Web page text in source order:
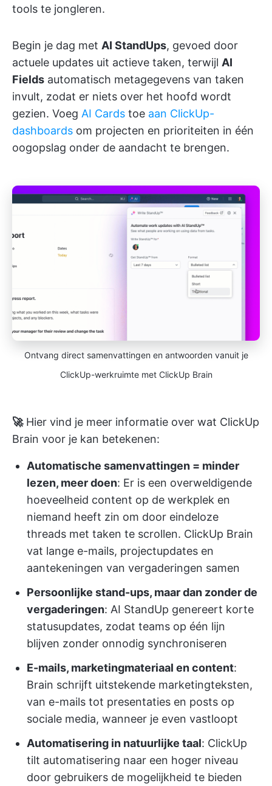
tools te jongleren.
Begin je dag met AI StandUps, gevoed door
actuele updates uit actieve taken, terwijl AI
Fields automatisch metagegevens van taken
invult, zodat er niets over het hoofd wordt
gezien. Voeg AI Cards toe aan ClickUp-
dashboards om projecten en prioriteiten in één
oogopslag onder de aandacht te brengen.
Ontvang direct samenvattingen en antwoorden vanuit je
ClickUp-werkruimte met ClickUp Brain
🚀Hier vind je meer informatie over wat ClickUp
Brain voor je kan betekenen:
Automatische samenvattingen = minder
lezen, meer doen: Er is een overweldigende
hoeveelheid content op de werkplek en
niemand heeft zin om door eindeloze
threads met taken te scrollen. ClickUp Brain
vat lange e-mails, projectupdates en
aantekeningen van vergaderingen samen
Persoonlijke stand-ups, maar dan zonder de
vergaderingen: AI StandUp genereert korte
statusupdates, zodat teams op één lijn
blijven zonder onnodig synchroniseren
E-mails, marketingmateriaal en content:
Brain schrijft uitstekende marketingteksten,
van e-mails tot presentaties en posts op
sociale media, wanneer je even vastloopt
Automatisering in natuurlijke taal: ClickUp
tilt automatisering naar een hoger niveau
door gebruikers de mogelijkheid te bieden